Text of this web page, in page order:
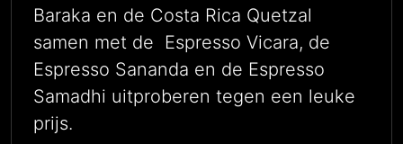
Baraka en de Costa Rica Quetzal
samen met de Espresso Vicara, de
Espresso Sananda en de Espresso
Samadhi uitproberen tegen een leuke
prijs.